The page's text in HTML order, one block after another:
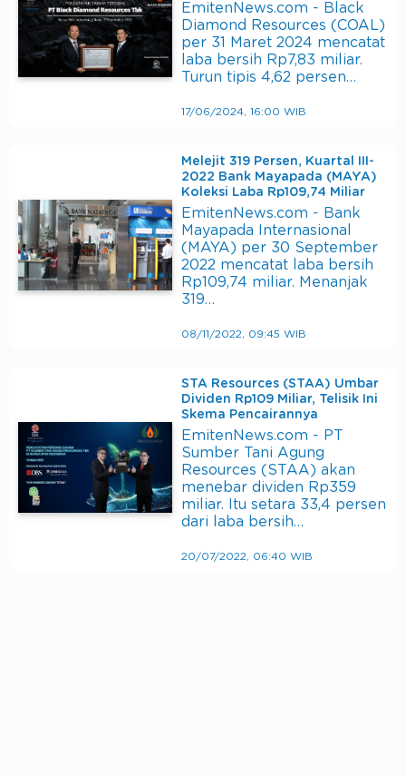
EmitenNews.com - Black
Diamond Resources (COAL)
per 31 Maret 2024 mencatat
laba bersih Rp7,83 miliar.
Turun tipis 4,62 persen…
17/06/2024, 16:00 WIB
Melejit 319 Persen, Kuartal III-
2022 Bank Mayapada (MAYA)
Koleksi Laba Rp109,74 Miliar
EmitenNews.com - Bank
Mayapada Internasional
(MAYA) per 30 September
2022 mencatat laba bersih
Rp109,74 miliar. Menanjak
319…
08/11/2022, 09:45 WIB
STA Resources (STAA) Umbar
Dividen Rp109 Miliar, Telisik Ini
Skema Pencairannya
EmitenNews.com - PT
Sumber Tani Agung
Resources (STAA) akan
menebar dividen Rp359
miliar. Itu setara 33,4 persen
dari laba bersih…
20/07/2022, 06:40 WIB